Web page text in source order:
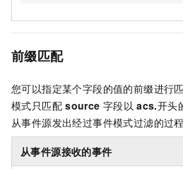
前缀匹配
您可以指定某个字段的值的前缀进行
模式只匹配 source 字段以 acs.开头
从事件源发出经过事件模式过滤的过程
从事件源接收的事件